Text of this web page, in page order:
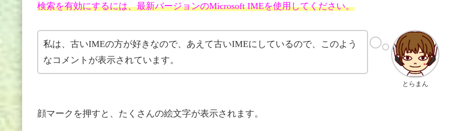
検索を有効にするには、最新バージョンのMicrosoft IMEを使用してください。
とらまん
私は、古いIMEの方が好きなので、あえて古いIMEにしているので、このよう
なコメントが表示されています。
顔マークを押すと、たくさんの絵文字が表示されます。